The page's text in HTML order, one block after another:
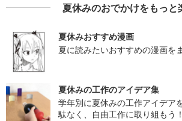
夏休みのおでかけをもっと
夏休みおすすめ漫画
夏に読みたいおすすめの漫画を
夏休みの工作のアイデア集
学年別に夏休みの工作アイデア
駄なく、自由工作に取り組もう！